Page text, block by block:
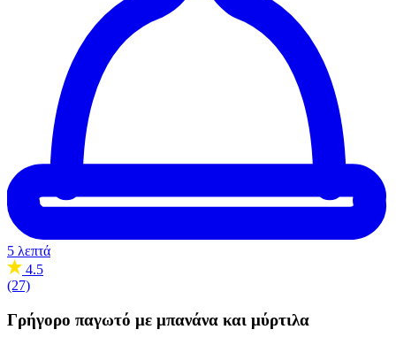
5 λεπτά
4.5
(27)
Γρήγορο παγωτό με μπανάνα και μύρτιλα